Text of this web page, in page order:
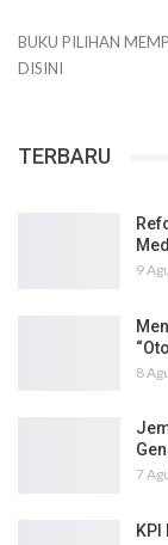
BUKU PILIHAN
DISINI
TERBARU
9
8
7